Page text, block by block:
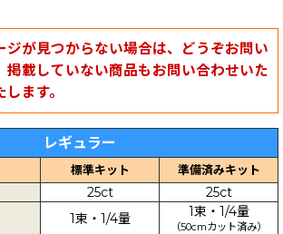
ジが見つからない場合は、どうぞお問い
掲載していない商品もお問い合わせいた
ます。
レギュラー
標準キット
準備済みキット
25ct 25ct
1束・1/4量 1束・1/4量
（50cmカット済み）